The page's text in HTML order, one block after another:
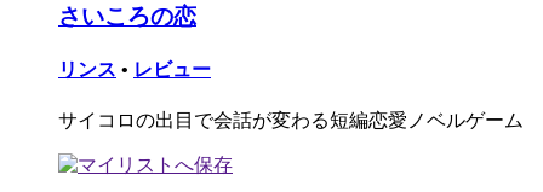
さいころの恋
リンス • レビュー
サイコロの出目で会話が変わる短編恋愛ノベルゲーム